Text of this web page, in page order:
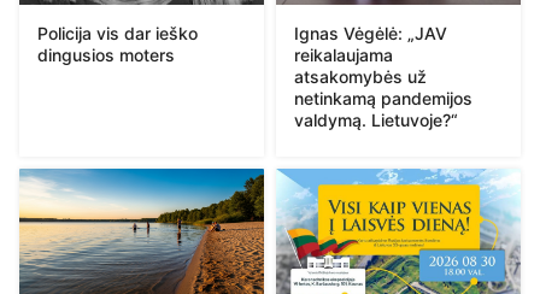
Policija vis dar ieško
dingusios moters
Ignas Vėgėlė: „JAV
reikalaujama
atsakomybės už
netinkamą pandemijos
valdymą. Lietuvoje?“